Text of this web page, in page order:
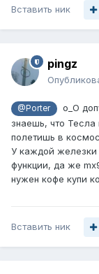
Вставить ник
pingz
@Porter
о_О
знаешь, что Тесла
полетишь в
У каждой железки
функции, да же
нужен кофе купи
Вставить ник